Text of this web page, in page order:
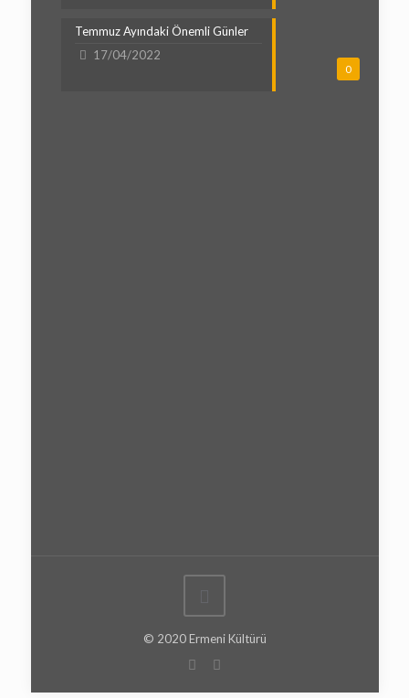
0
Temmuz Ayındaki Önemli Günler
17/04/2022
© 2020 Ermeni Kültürü